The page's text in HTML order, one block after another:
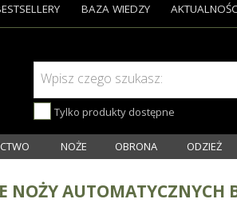
Wpisz czego szukasz:
Tylko produkty dostępne
BAZA WIEDZY
NOŻE OBRONA ODZIEŻ
NOŻY AUTOMATYCZNYCH